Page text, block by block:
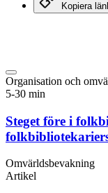
Kopiera
Organisation och
5-30 min
Steget före i
Omvärldsbevakning
Artikel